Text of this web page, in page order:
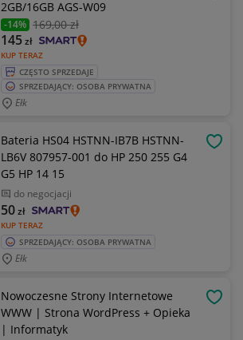
2GB/16GB AGS-W09
-14% 169,00 zł
KUP TERAZ
145zł
CZĘSTO SPRZEDAJE
SPRZEDAJĄCY: OSOBA PRYWATNA
Ełk
Bateria HS04 HSTNN-IB7B HSTNN-
LB6V 807957-001 do HP 250 255 G4
G5 HP 14 15
do negocjacji
KUP TERAZ
50zł
SPRZEDAJĄCY: OSOBA PRYWATNA
Ełk
Nowoczesne Strony Internetowe
WWW | Strona WordPress + Opieka
| Informatyk